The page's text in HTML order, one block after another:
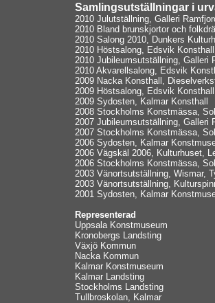
Samlingsutställningar i
2010 Julutställning, Galleri
2010 Bland brunskjortor och
2010 Salong 2010, Dunkers
2010 Höstsalong, Edsvik
2010 Jubileumsutställning, Galleri
2010 Akvarellsalong, Edsvik
2009 Nacka Konsthall,
2009 Höstsalong, Edsvik
2009 Sydosten, Kalmar Konsthall
2008 Stockholms Konstmässa,
2007 Jubileumsutställning, Galleri
2007 Stockholms Konstmässa,
2006 Sydosten, Kalmar
2006 Vägskäl 2006, Kulturhuset,
2006 Stockholms Konstmässa,
2003 Vänortsutställning, Wismar,
2003 Vänortsutställning,
2001 Sydosten, Kalmar
Representerad
Uppsala Konstmuseum
Kronobergs Landsting
Växjö Kommun
Nacka Kommun
Kalmar Konstmuseum
Kalmar Landsting
Stockholms Landsting
Tullbroskolan, Kalmar